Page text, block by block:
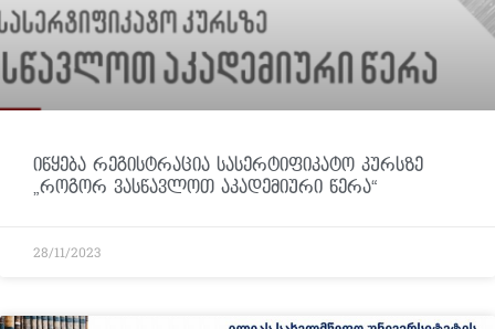
იწყება რეგისტრაცია სასერტიფიკატო კურსზე
„როგორ ვასწავლოთ აკადემიური წერა“
28/11/2023